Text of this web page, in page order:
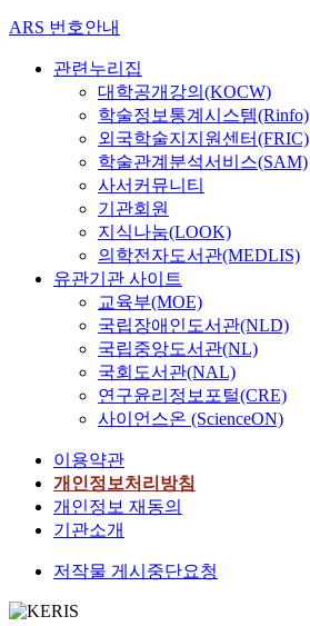
ARS 번호안내
관련누리집
대학공개강의(KOCW)
학술정보통계시스템(Rinfo)
외국학술지지원센터(FRIC)
학술관계분석서비스(SAM)
사서커뮤니티
기관회원
지식나눔(LOOK)
의학전자도서관(MEDLIS)
유관기관 사이트
교육부(MOE)
국립장애인도서관(NLD)
국립중앙도서관(NL)
국회도서관(NAL)
연구윤리정보포털(CRE)
사이언스온 (ScienceON)
이용약관
개인정보처리방침
개인정보 재동의
기관소개
저작물 게시중단요청